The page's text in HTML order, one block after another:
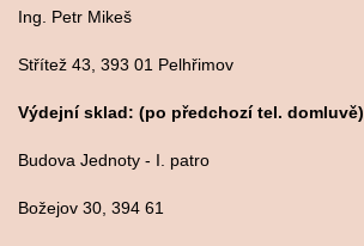
Ing. Petr Mikeš
Střítež 43, 393 01 Pelhřimov
Výdejní sklad: (po předchozí tel. domluvě)
Budova Jednoty - I. patro
Božejov 30, 394 61